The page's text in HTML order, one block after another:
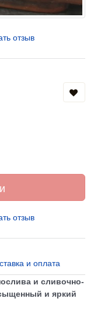
отзыв
отзыв
и оплата
и сливочно-
и яркий